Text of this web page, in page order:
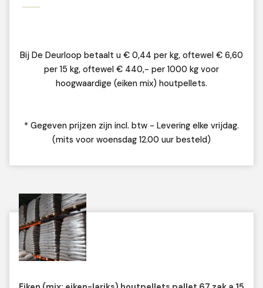
Bij De Deurloop betaalt u € 0,44 per kg, oftewel € 6,60
per 15 kg, oftewel € 440,- per 1000 kg voor
hoogwaardige (eiken mix) houtpellets.
* Gegeven prijzen zijn incl. btw - Levering elke vrijdag.
(mits voor woensdag 12.00 uur besteld)